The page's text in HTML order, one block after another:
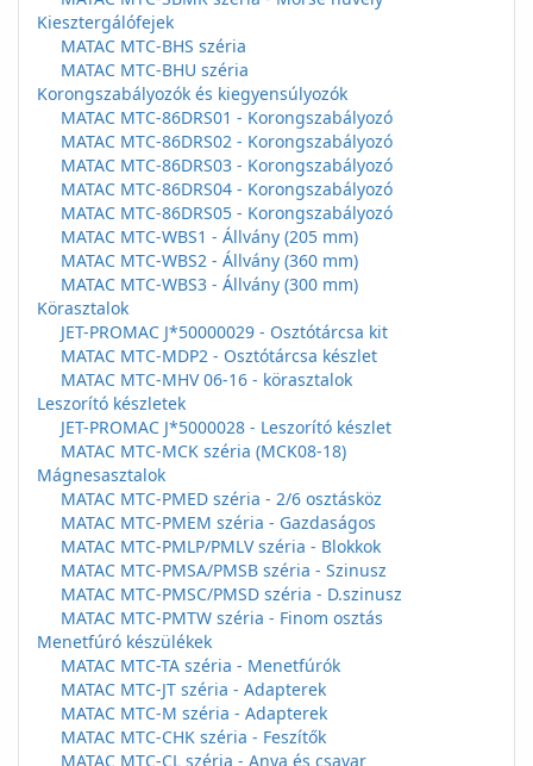
Kiesztergálófejek
MATAC MTC-BHS széria
MATAC MTC-BHU széria
Korongszabályozók és kiegyensúlyozók
MATAC MTC-86DRS01 - Korongszabályozó
MATAC MTC-86DRS02 - Korongszabályozó
MATAC MTC-86DRS03 - Korongszabályozó
MATAC MTC-86DRS04 - Korongszabályozó
MATAC MTC-86DRS05 - Korongszabályozó
MATAC MTC-WBS1 - Állvány (205 mm)
MATAC MTC-WBS2 - Állvány (360 mm)
MATAC MTC-WBS3 - Állvány (300 mm)
Körasztalok
JET-PROMAC J*50000029 - Osztótárcsa kit
MATAC MTC-MDP2 - Osztótárcsa készlet
MATAC MTC-MHV 06-16 - körasztalok
Leszorító készletek
JET-PROMAC J*5000028 - Leszorító készlet
MATAC MTC-MCK széria (MCK08-18)
Mágnesasztalok
MATAC MTC-PMED széria - 2/6 osztásköz
MATAC MTC-PMEM széria - Gazdaságos
MATAC MTC-PMLP/PMLV széria - Blokkok
MATAC MTC-PMSA/PMSB széria - Szinusz
MATAC MTC-PMSC/PMSD széria - D.szinusz
MATAC MTC-PMTW széria - Finom osztás
Menetfúró készülékek
MATAC MTC-TA széria - Menetfúrók
MATAC MTC-JT széria - Adapterek
MATAC MTC-M széria - Adapterek
MATAC MTC-CHK széria - Feszítők
MATAC MTC-CL széria - Anya és csavar